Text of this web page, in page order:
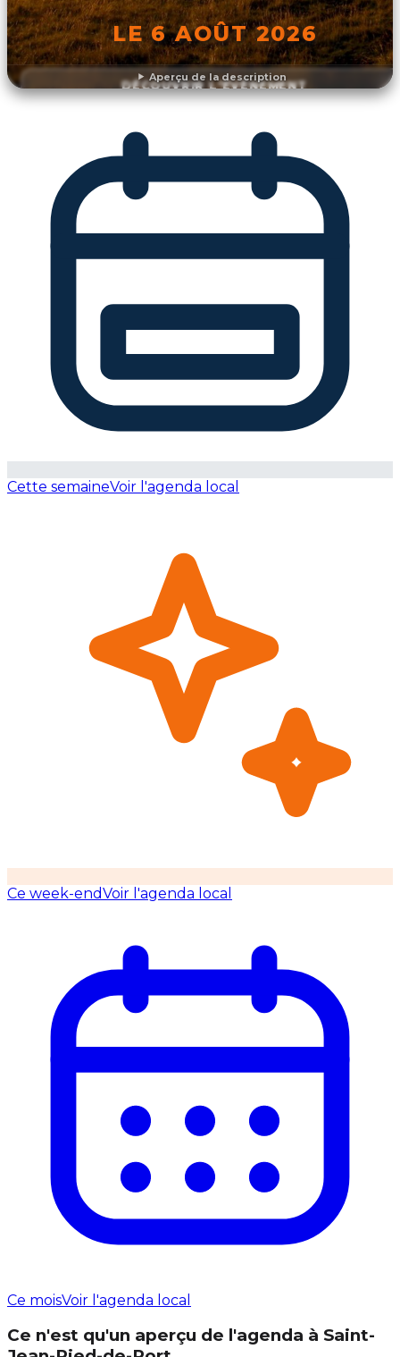
Aperçu de la description
LE 6 AOÛT 2026
DÉCOUVRIR L'ÉVÉNEMENT
Cette semaineVoir l'agenda local
Ce week-endVoir l'agenda local
Ce moisVoir l'agenda local
Ce n'est qu'un aperçu de l'agenda à Saint-